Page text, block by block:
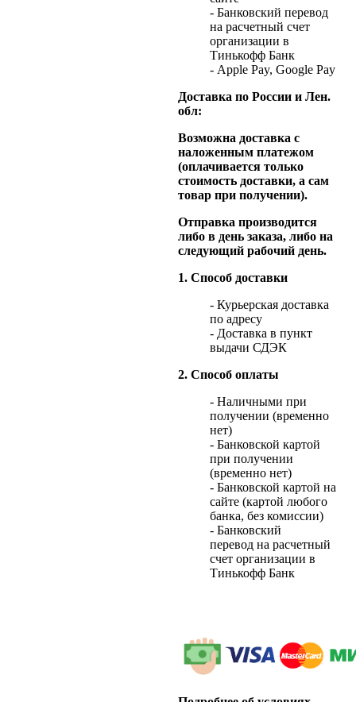
- Банковский перевод
на расчетный счет
организации в
Тинькофф Банк
- Apple Pay, Google Pay
Доставка по России и Лен.
обл:
Возможна доставка с
наложенным платежом
(оплачивается только
стоимость доставки, а сам
товар при получении).
Отправка производится
либо в день заказа, либо на
следующий рабочий день.
1. Способ доставки
- Курьерская доставка
по адресу
- Доставка в пункт
выдачи СДЭК
2. Способ оплаты
- Наличными при
получении (временно
нет)
- Банковской картой
при получении
(временно нет)
- Банковской картой на
сайте (картой любого
банка, без комиссии)
- Банковский
перевод на расчетный
счет организации в
Тинькофф Банк